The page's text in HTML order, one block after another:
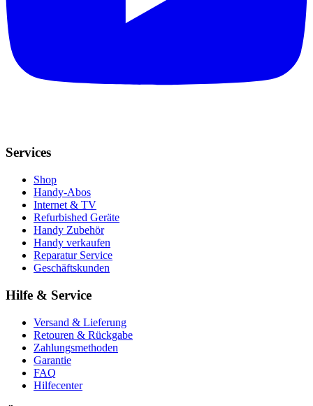
Services
Shop
Handy-Abos
Internet & TV
Refurbished Geräte
Handy Zubehör
Handy verkaufen
Reparatur Service
Geschäftskunden
Hilfe & Service
Versand & Lieferung
Retouren & Rückgabe
Zahlungsmethoden
Garantie
FAQ
Hilfecenter